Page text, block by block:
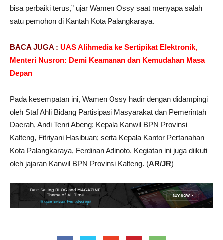
bisa perbaiki terus,” ujar Wamen Ossy saat menyapa salah
satu pemohon di Kantah Kota Palangkaraya.
BACA JUGA : UAS Alihmedia ke Sertipikat Elektronik,
Menteri Nusron: Demi Keamanan dan Kemudahan Masa
Depan
Pada kesempatan ini, Wamen Ossy hadir dengan didampingi
oleh Staf Ahli Bidang Partisipasi Masyarakat dan Pemerintah
Daerah, Andi Tenri Abeng; Kepala Kanwil BPN Provinsi
Kalteng, Fitriyani Hasibuan; serta Kepala Kantor Pertanahan
Kota Palangkaraya, Ferdinan Adinoto. Kegiatan ini juga diikuti
oleh jajaran Kanwil BPN Provinsi Kalteng. (AR/JR)